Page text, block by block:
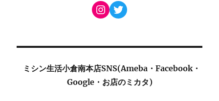
Instagram
Twitter
ミシン生活小倉南本店SNS(Ameba・Facebook・
Google・お店のミカタ)